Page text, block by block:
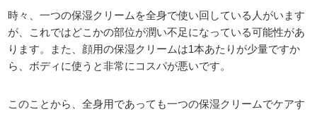
時々、一つの保湿クリームを全身で使い回している人がいます
が、これではどこかの部位が潤い不足になっている可能性があ
ります。また、顔用の保湿クリームは1本あたりが少量ですか
ら、ボディに使うと非常にコスパが悪いです。
このことから、全身用であっても一つの保湿クリームでケアす